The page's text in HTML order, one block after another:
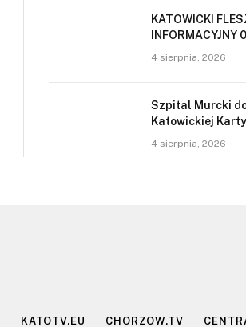
KATOWICKI
4 sierpnia, 2026
Szpital Murcki
Katowickiej
4 sierpnia, 2026
KATOTV.EU CHORZOW.TV